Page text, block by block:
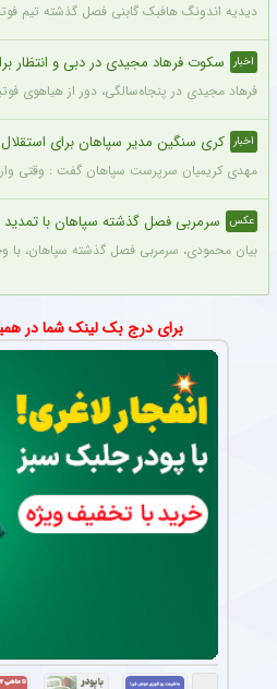
دیدیه اندونگ هافبک گابنی فصل گذشته تیم
اخبار سکوت فرهاد مجیدی در دبی و انتظار
فرهاد مجیدی در پنجاه‌سالگی، دور از هیاهوی
اخبار کری سنگین مدیر سپاهان برای استقلال ،
مهدی کریمیان سرپرست سپاهان گفت : وقتی
عکس سرمربی فصل گذشته سپاهان با تمدید یک
بیان محمودی، سرمربی فصل گذشته سپاهان، با
برای درج بک لینک شما در